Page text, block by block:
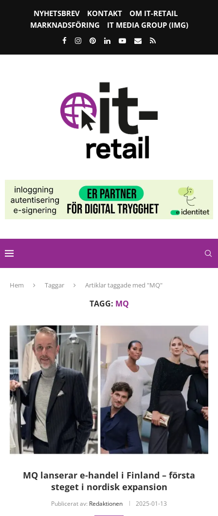
NYHETSBREV KONTAKT
OM IT-RETAIL
MARKNADSFÖRING
IT MEDIA GROUP (IMG)
Hem Taggar Artiklar taggade med "MQ"
TAGG: MQ
MQ lanserar e-handel i Finland – första
steget i nordisk expansion
Publicerat av: Redaktionen 2025-01-13